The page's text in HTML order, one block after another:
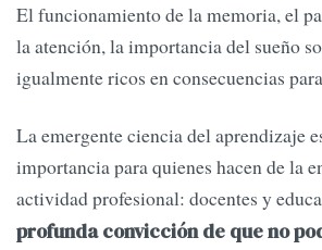
El funcionamiento de la memoria, el
la atención, la importancia del sueño
igualmente ricos en consecuencias
La emergente ciencia del aprendizaje
importancia para quienes hacen de la
actividad profesional: docentes y
profunda convicción de que no